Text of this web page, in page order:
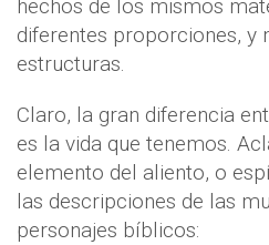
hechos de los mismos
diferentes proporciones, y
estructuras.
Claro, la gran diferencia
es la vida que tenemos.
elemento del aliento, o
las descripciones de las
personajes bíblicos: